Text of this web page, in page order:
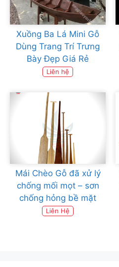
Xuồng Ba Lá Mini Gỗ
Dùng Trang Trí Trưng
Bày Đẹp Giá Rẻ
Liên hệ
Mái Chèo Gỗ đã xử lý
chống mối mọt – sơn
chống hỏng bề mặt
Liên Hệ